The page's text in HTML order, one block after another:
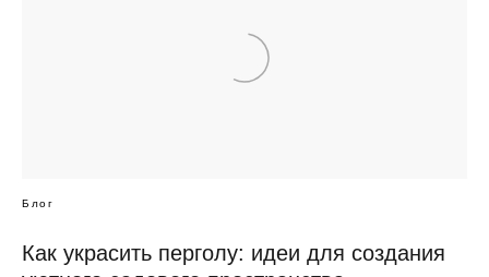
Блог
Как украсить перголу: идеи для создания